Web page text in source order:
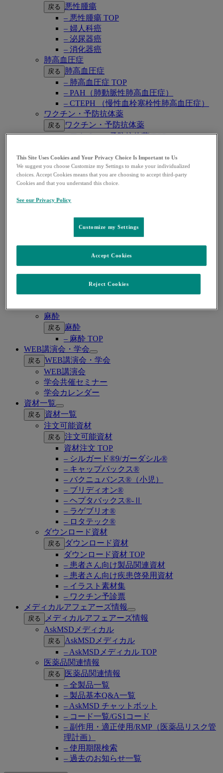
戻る
悪性腫瘍
– 悪性腫瘍 TOP
– 婦人科癌
– 泌尿器癌
– 消化器癌
肺高血圧症
戻る
肺高血圧症
– 肺高血圧症 TOP
– PAH（肺動脈性肺高血圧症）
– CTEPH （慢性血栓塞栓性肺高血圧症）
ワクチン・予防抗体薬
戻る
ワクチン・予防抗体薬
– ワクチン・予防抗体薬 TOP
– ロタウイルス感染症
– 肺炎球菌感染症
– B型肝炎
感染症
– COVID-19
– HIV感染症
– グラム陰性菌感染症
戻る 糖尿病
麻酔
戻る
麻酔
– 麻酔 TOP
WEB講演会・学会
Open
submenu
戻る WEB講演会・学会
WEB講演会
学会共催セミナー
学会カレンダー
資材一覧
Open
submenu
戻る
資材一覧
注文可能資材
戻る 注文可能資材
資材注文 TOP
– シルガード®9/ガーダシル®
– キャップバックス®
– バクニュバンス®（小児）
– ブリディオン®
– ヘプタバックス®-Ⅱ
– ラゲブリオ®
– ロタテック®
ダウンロード資材
戻る
ダウンロード資材
ダウンロード資材 TOP
– 患者さん向け製品関連資材
– 患者さん向け疾患啓発用資材
– イラスト素材集
– ワクチン予診票
メディカルアフェアーズ情報
Open
submenu
戻る
メディカルアフェアーズ情報
AskMSDメディカル
戻る
AskMSDメディカル
– AskMSDメディカル TOP
医薬品関連情報
戻る
医薬品関連情報
– 全製品一覧
– 製品基本Q&A一覧
– AskMSD チャットボット
– コード一覧/GS1コード
– 副作用・適正使用/RMP（医薬品リスク管
理計画）
– 使用期限検索
– 過去のお知らせ一覧
This Site Uses Cookies and Your Privacy Choice Is Important to Us
We suggest you choose Customize my Settings to make your individualized
choices. Accept Cookies means that you are choosing to accept third-party
Cookies and that you understand this choice.
See our Privacy Policy
Customize my Settings
Reject Cookies
Accept Cookies